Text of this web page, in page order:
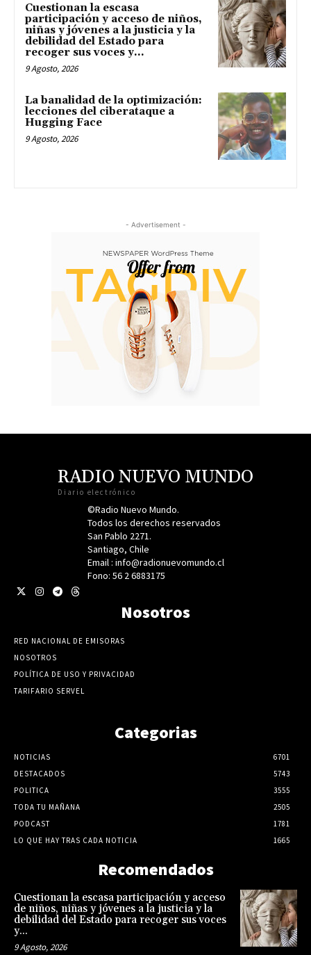
Cuestionan la escasa
participación y acceso de niños,
niñas y jóvenes a la justicia y la
debilidad del Estado para
recoger sus voces y...
9 Agosto, 2026
La banalidad de la optimización:
lecciones del ciberataque a
Hugging Face
9 Agosto, 2026
- Advertisement -
RADIO NUEVO MUNDO
Diario electrónico
©Radio Nuevo Mundo.
Todos los derechos reservados
San Pablo 2271.
Santiago, Chile
Email : info@radionuevomundo.cl
Fono: 56 2 6883175
Nosotros
RED NACIONAL DE EMISORAS
NOSOTROS
POLÍTICA DE USO Y PRIVACIDAD
TARIFARIO SERVEL
Categorias
NOTICIAS
6701
DESTACADOS
5743
POLITICA
3555
TODA TU MAÑANA
2505
PODCAST
1781
LO QUE HAY TRAS CADA NOTICIA
1665
Recomendados
Cuestionan la escasa participación y acceso
de niños, niñas y jóvenes a la justicia y la
debilidad del Estado para recoger sus voces
y...
9 Agosto, 2026